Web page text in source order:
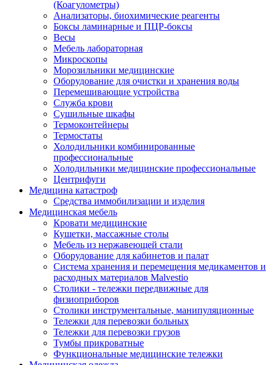
(Коагулометры)
Анализаторы, биохимические реагенты
Боксы ламинарные и ПЦР-боксы
Весы
Мебель лабораторная
Микроскопы
Морозильники медицинские
Оборудование для очистки и хранения воды
Перемешивающие устройства
Служба крови
Сушильные шкафы
Термоконтейнеры
Термостаты
Холодильники комбинированные
профессиональные
Холодильники медицинские профессиональные
Центрифуги
Медицина катастроф
Средства иммобилизации и изделия
Медицинская мебель
Кровати медицинские
Кушетки, массажные столы
Мебель из нержавеющей стали
Оборудование для кабинетов и палат
Система хранения и перемещения медикаментов и
расходных материалов Malvestio
Столики - тележки передвижные для
физиоприборов
Столики инструментальные, манипуляционные
Тележки для перевозки больных
Тележки для перевозки грузов
Тумбы прикроватные
Функциональные медицинские тележки